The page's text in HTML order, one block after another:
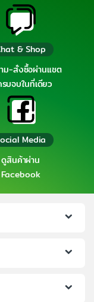
& Shop
ม-สั่งซื้อผ่านแชต
บจบในที่เดียว
Media
ดูสินค้าผ่าน
Facebook